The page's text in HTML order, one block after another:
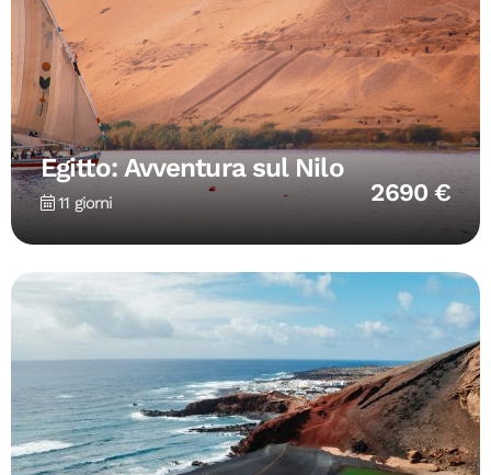
Egitto: Avventura sul Nilo
11 giorni 2690 €